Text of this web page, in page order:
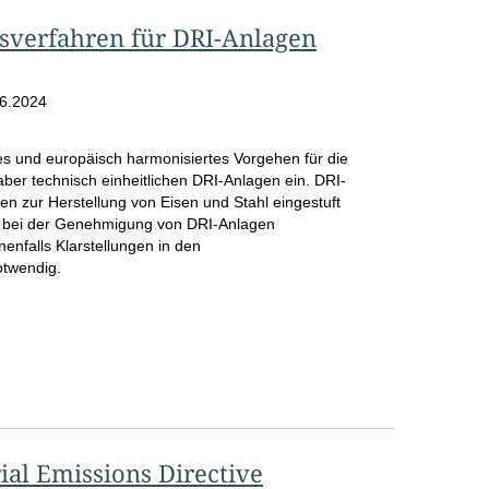
für DRI-Anlagen
und europäisch harmonisiertes Vorgehen für die
technisch einheitlichen DRI-Anlagen ein. DRI-
zur Herstellung von Eisen und Stahl eingestuft
der Genehmigung von DRI-Anlagen
Klarstellungen in den
Emissions Directive